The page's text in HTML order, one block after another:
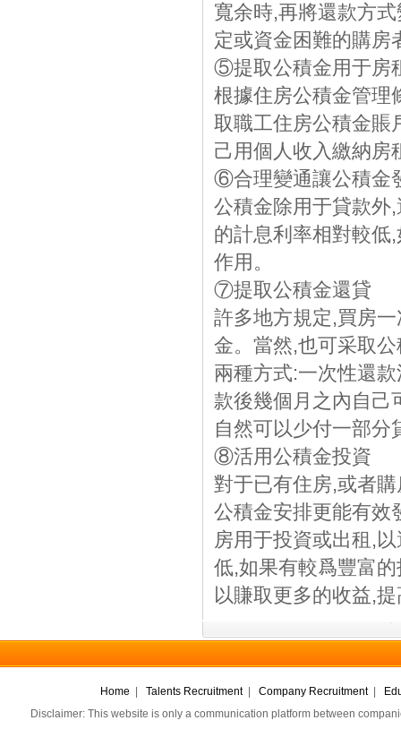
寬余時,再將還款方
定或資金困難的購房
⑤提取公積金用于房
根據住房公積金管理
取職工住房公積金賬
己用個人收入繳納房
⑥合理變通讓公積金
公積金除用于貸款外
的計息利率相對較低
作用。
⑦提取公積金還貸
許多地方規定,買房
金。當然,也可采取
兩種方式:一次性還
款後幾個月之內自己
自然可以少付一部分
⑧活用公積金投資
對于已有住房,或者
公積金安排更能有效
房用于投資或出租,
低,如果有較爲豐富
以賺取更多的收益,
Home Talents Recruitment| Company Recruitment|
Disclaimer: This website is only a communication platform between